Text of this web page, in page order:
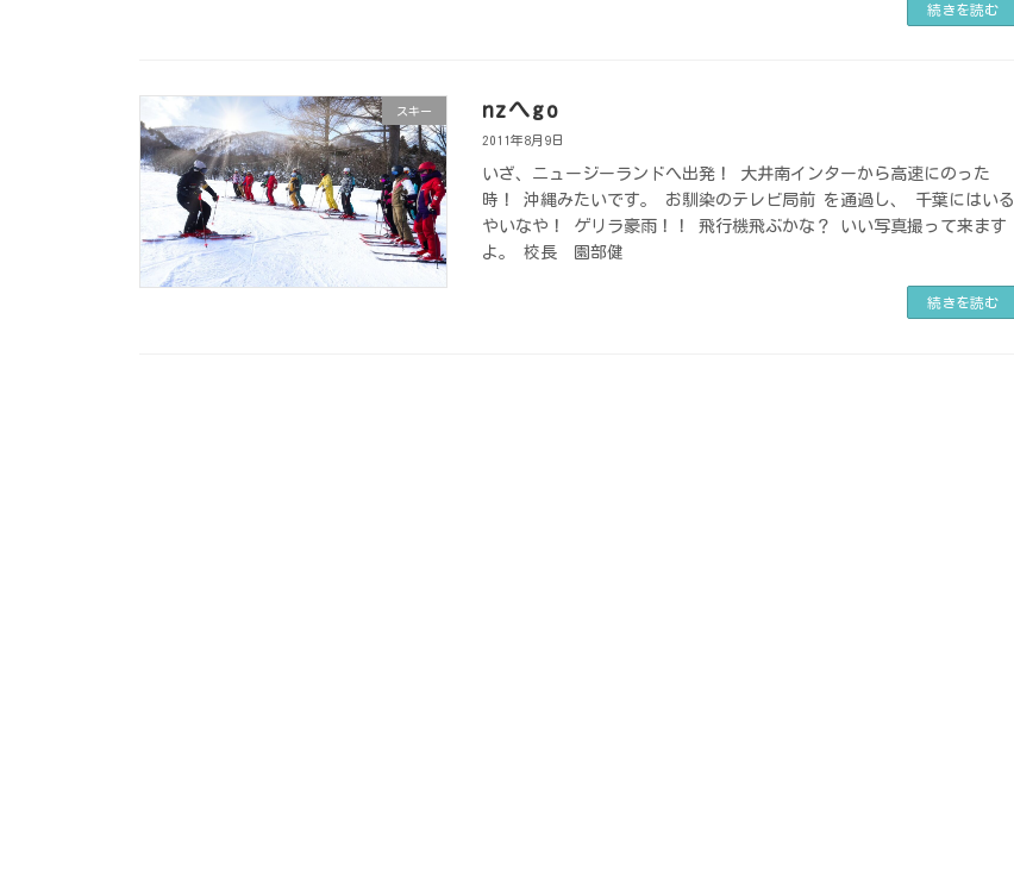
続きを読む
スキー nzへgo
2011年8月9日
いざ、ニュージーランドへ出発！ 大井南インターから高速にのった
時！ 沖縄みたいです。 お馴染のテレビ局前 を通過し、 千葉にはいる
やいなや！ ゲリラ豪雨！！ 飛行機飛ぶかな？ いい写真撮って来ます
よ。 校長 園部健
続きを読む